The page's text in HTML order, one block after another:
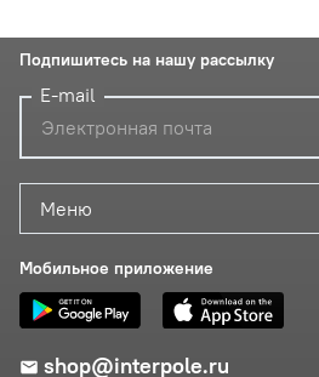
Меню
Мобильное приложение
shop@interpole.ru
Подпишитесь на нашу рассылку
E-mail